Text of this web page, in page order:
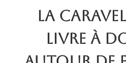
La
livre à